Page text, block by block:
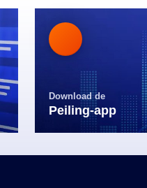
Download de
Peiling-app